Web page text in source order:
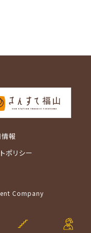
報
ポリシー
Company